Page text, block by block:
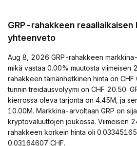
GRP-rahakkeen reaaliaikaisen
yhteenveto
Aug 8, 2026 GRP-rahakkeen
mikä vastaa 0.00% muutosta viimeisen
rahakkeen tämänhetkinen hinta on
tunnin treidausvolyymi on CHF 20.50.
kierrossa oleva tarjonta on 4.45M, ja
10.00M. Markkina-arvoltaan GRP on
kryptovaluuttojen joukossa. Viimeisen
rahakkeen korkein hinta oli 0.03345165
0.03164607 CHF.